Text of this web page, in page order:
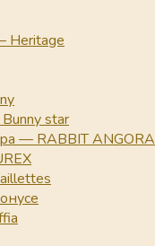
Heritage
star
— RABBIT ANGORA